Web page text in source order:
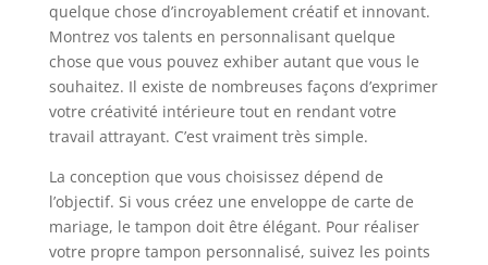
quelque chose d’incroyablement créatif et innovant.
Montrez vos talents en personnalisant quelque
chose que vous pouvez exhiber autant que vous le
souhaitez. Il existe de nombreuses façons d’exprimer
votre créativité intérieure tout en rendant votre
travail attrayant. C’est vraiment très simple.
La conception que vous choisissez dépend de
l’objectif. Si vous créez une enveloppe de carte de
mariage, le tampon doit être élégant. Pour réaliser
votre propre tampon personnalisé, suivez les points